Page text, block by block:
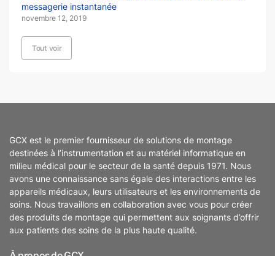
messagerie instantanée
novembre 12, 2019
Tout voir
GCX est le premier fournisseur de solutions de montage
destinées à l’instrumentation et au matériel informatique en
milieu médical pour le secteur de la santé depuis 1971. Nous
avons une connaissance sans égale des interactions entre les
appareils médicaux, leurs utilisateurs et les environnements de
soins. Nous travaillons en collaboration avec vous pour créer
des produits de montage qui permettent aux soignants d’offrir
aux patients des soins de la plus haute qualité.